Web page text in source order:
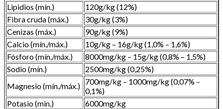
Lipidios (mín.)
120g/kg (12%)
Fibra cruda (máx.)
30g/kg (3%)
Cenizas (máx.)
90g/kg (9%)
Calcio (mín./máx.)
10g/kg – 16g/kg (1,0% – 1,6%)
Fósforo (mín./máx.)
8000mg/kg – 15g/kg (0,8% – 1,5%)
Sodio (mín.)
2500mg/kg (0,25%)
Magnesio (mín./máx.) 700mg/kg – 1000mg/kg (0,07% –
0,1%)
Potasio (min.)
6000mg/kg